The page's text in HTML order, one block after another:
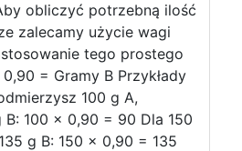
obliczyć potrzebną ilość
zalecamy użycie wagi
tego prostego
= Gramy B Przykłady
100 g A,
100 x 0,90 = 90 Dla 150
g B: 150 x 0,90 = 135